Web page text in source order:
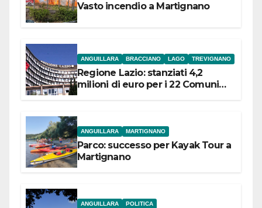
Vasto incendio a Martignano
ANGUILLARA BRACCIANO LAGO TREVIGNANO
Regione Lazio: stanziati 4,2
milioni di euro per i 22 Comuni
ANGUILLARA MARTIGNANO
Parco: successo per Kayak Tour a
Martignano
ANGUILLARA POLITICA